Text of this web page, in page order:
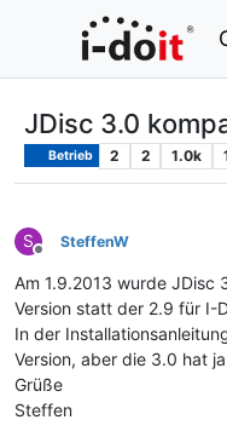
JDisc 3.0
Betrieb 2 2 1.0k
S
Offline
SteffenW
Am 1.9.2013 wurde JDisc
Version statt der 2.9 für I-
In der
Version, aber die 3.0 hat
Grüße
Steffen